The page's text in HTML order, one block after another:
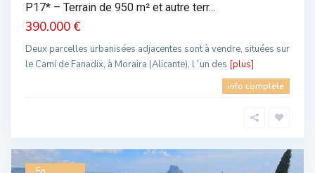
P17* – Terrain de 950 m² et autre terr...
390.000 €
Deux parcelles urbanisées adjacentes sont à vendre, situées sur
le Camí de Fanadix, à Moraira (Alicante), l´un des [plus]
info complète